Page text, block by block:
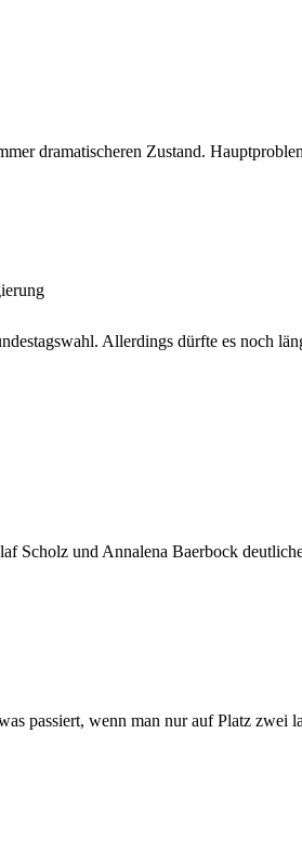
dramatischeren Zustand.
Allerdings dürfte es noch
Scholz und Annalena Baerbock
passiert, wenn man nur auf Platz